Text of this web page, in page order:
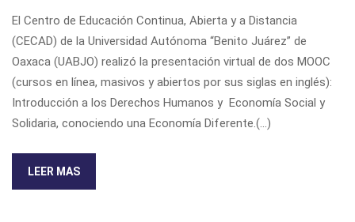
El Centro de Educación Continua, Abierta y a Distancia
(CECAD) de la Universidad Autónoma “Benito Juárez” de
Oaxaca (UABJO) realizó la presentación virtual de dos MOOC
(cursos en línea, masivos y abiertos por sus siglas en inglés):
Introducción a los Derechos Humanos y Economía Social y
Solidaria, conociendo una Economía Diferente.(...)
LEER MAS